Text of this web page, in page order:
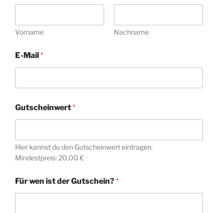
Vorname Nachname
E-Mail*
Gutscheinwert*
Hier kannst du den Gutscheinwert eintragen.
Mindestpreis: 20,00 €
Für wen ist der Gutschein?*